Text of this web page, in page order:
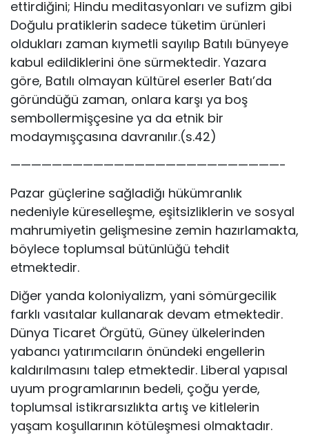
ettirdiğini; Hindu meditasyonları ve sufizm gibi
Doğulu pratiklerin sadece tüketim ürünleri
oldukları zaman kıymetli sayılıp Batılı bünyeye
kabul edildiklerini öne sürmektedir. Yazara
göre, Batılı olmayan kültürel eserler Batı’da
göründüğü zaman, onlara karşı ya boş
sembollermişçesine ya da etnik bir
modaymışçasına davranılır.(s.42)
——————————————————————————-
Pazar güçlerine sağladiğı hükümranlık
nedeniyle küreselleşme, eşitsizliklerin ve sosyal
mahrumiyetin gelişmesine zemin hazırlamakta,
böylece toplumsal bütünlüğü tehdit
etmektedir.
Diğer yanda koloniyalizm, yani sömürgecilik
farklı vasıtalar kullanarak devam etmektedir.
Dünya Ticaret Örgütü, Güney ülkelerinden
yabancı yatırımcıların önündeki engellerin
kaldırılmasını talep etmektedir. Liberal yapısal
uyum programlarının bedeli, çoğu yerde,
toplumsal istikrarsızlıkta artış ve kitlelerin
yaşam koşullarının kötüleşmesi olmaktadır.